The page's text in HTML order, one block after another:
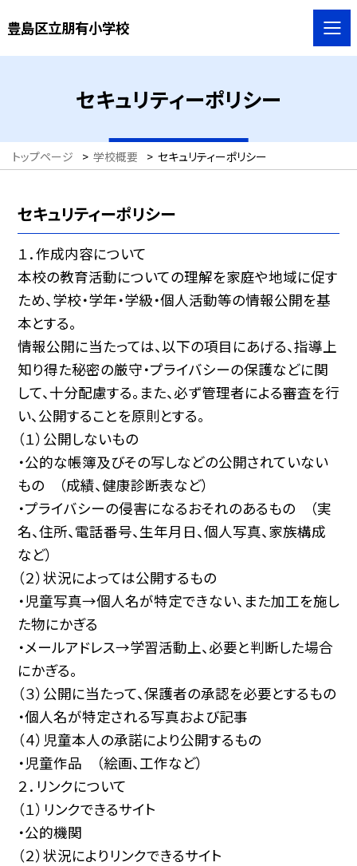
豊島区立朋有小学校
セキュリティーポリシー
トップページ > 学校概要 > セキュリティーポリシー
セキュリティーポリシー
１．作成内容について
本校の教育活動についての理解を家庭や地域に促す
ため、学校・学年・学級・個人活動等の情報公開を基
本とする。
情報公開に当たっては、以下の項目にあげる、指導上
知り得た秘密の厳守・プライバシーの保護などに関
して、十分配慮する。また、必ず管理者による審査を行
い、公開することを原則とする。
（１）公開しないもの
・公的な帳簿及びその写しなどの公開されていない
もの （成績、健康診断表など）
・プライバシーの侵害になるおそれのあるもの （実
名、住所、電話番号、生年月日、個人写真、家族構成
など）
（２）状況によっては公開するもの
・児童写真→個人名が特定できない、また加工を施し
た物にかぎる
・メールアドレス→学習活動上、必要と判断した場合
にかぎる。
（３）公開に当たって、保護者の承認を必要とするもの
・個人名が特定される写真および記事
（４）児童本人の承諾により公開するもの
・児童作品 （絵画、工作など）
２．リンクについて
（１）リンクできるサイト
・公的機関
（２）状況によりリンクできるサイト